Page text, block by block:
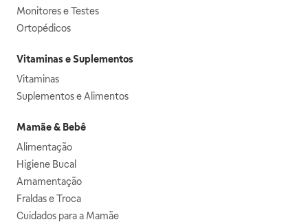
Monitores e Testes
Ortopédicos
Vitaminas e Suplementos
Vitaminas
Suplementos e Alimentos
Mamãe & Bebê
Alimentação
Higiene Bucal
Amamentação
Fraldas e Troca
Cuidados para a Mamãe